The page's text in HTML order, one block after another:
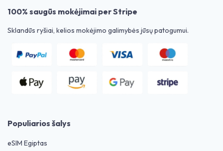
100% saugūs mokėjimai per Stripe
Sklandūs ryšiai, kelios mokėjimo galimybės jūsų patogumui.
Populiarios šalys
eSIM Egiptas